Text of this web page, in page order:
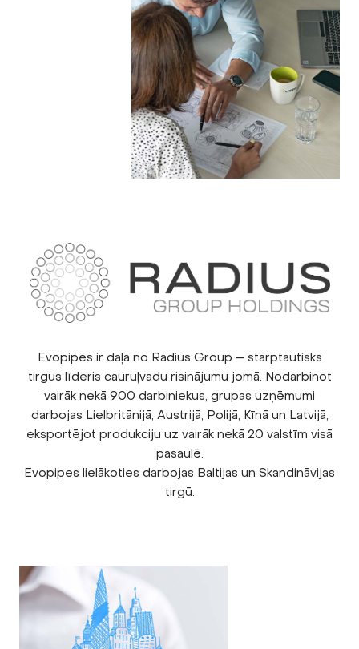
Evopipes ir daļa no Radius Group – starptautisks
tirgus līderis cauruļvadu risinājumu jomā. Nodarbinot
vairāk nekā 900 darbiniekus, grupas uzņēmumi
darbojas Lielbritānijā, Austrijā, Polijā, Ķīnā un Latvijā,
eksportējot produkciju uz vairāk nekā 20 valstīm visā
pasaulē.
Evopipes lielākoties darbojas Baltijas un Skandināvijas
tirgū.